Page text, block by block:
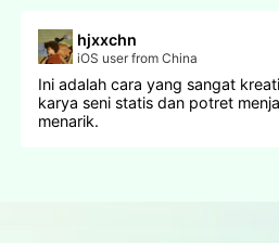
hjxxchn
iOS user from China
Ini adalah cara yang sangat
karya seni statis dan potret
menarik.